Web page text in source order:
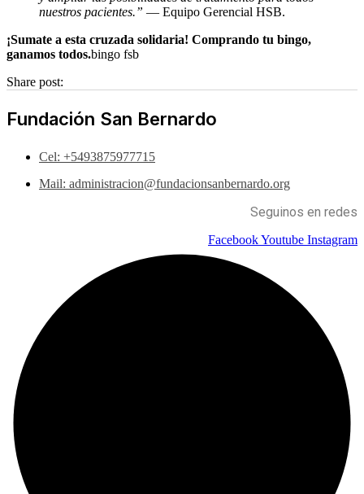
nuestros pacientes.” — Equipo Gerencial HSB.
¡Sumate a esta cruzada solidaria! Comprando tu bingo,
ganamos todos.bingo fsb
Share post:
Fundación San Bernardo
Cel: +5493875977715
Mail: administracion@fundacionsanbernardo.org
Seguinos en redes
FacebookYoutube Instagram